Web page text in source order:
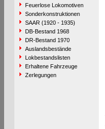
Feuerlose Lokomotiven
Sonderkonstruktionen
SAAR (1920 - 1935)
DB-Bestand 1968
DR-Bestand 1970
Auslandsbestände
Lokbestandslisten
Erhaltene Fahrzeuge
Zerlegungen